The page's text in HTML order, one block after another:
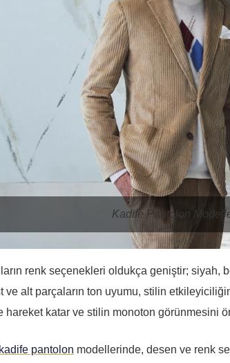
Kadife Pantolon
renk seçenekleri oldukça geniştir; siyah,
ve alt parçaların ton uyumu, stilin
hareket katar ve stilin monoton görünmesini
pantolon modellerinde, desen ve renk